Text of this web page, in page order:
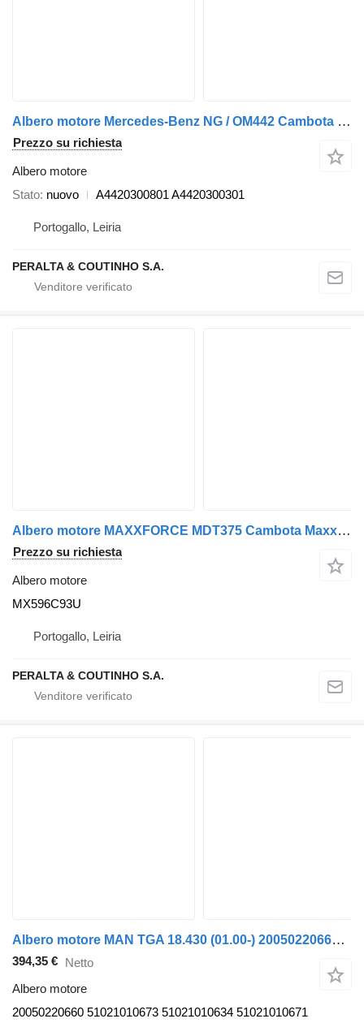
Albero motore Mercedes-Benz NG / OM442 Cambota do Motor A4420300801 per camion
Prezzo su richiesta
Albero motore
Stato nuovo A4420300801 A4420300301
Portogallo, Leiria
PERALTA & COUTINHO S.A.
Albero motore MAXXFORCE MDT375 Cambota Maxx Force MX596C93U per camion
Prezzo su richiesta
Albero motore
MX596C93U
Portogallo, Leiria
PERALTA & COUTINHO S.A.
Albero motore MAN TGA 18.430 (01.00-) 20050220660 per trattore stradale MAN 4-series, TGA (1993-2009)
394,35 € Netto
Albero motore
20050220660 51021010673 51021010634 51021010671